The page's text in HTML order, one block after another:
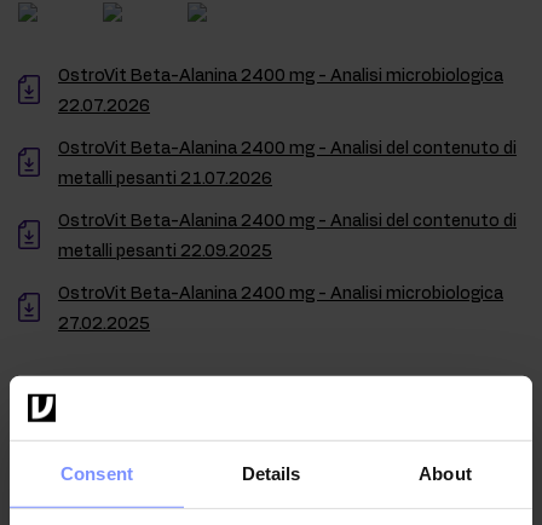
Consent Details About
OstroVit Beta-Alanina 2400 mg - Analisi microbiologica
22.07.2026
OstroVit Beta-Alanina 2400 mg - Analisi del contenuto di
metalli pesanti 21.07.2026
OstroVit Beta-Alanina 2400 mg - Analisi del contenuto di
metalli pesanti 22.09.2025
OstroVit Beta-Alanina 2400 mg - Analisi microbiologica
27.02.2025
Istruzioni per l'uso